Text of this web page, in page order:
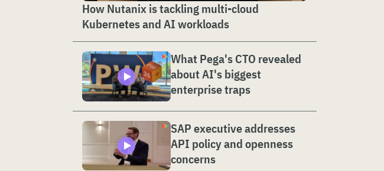
How Nutanix is tackling multi-cloud
Kubernetes and AI workloads
What Pega's CTO revealed
about AI's biggest
enterprise traps
SAP executive addresses
API policy and openness
concerns